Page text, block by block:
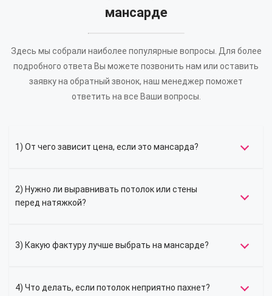
мансарде
Здесь мы собрали наиболее популярные вопросы. Для более
подробного ответа Вы можете позвонить нам или оставить
заявку на обратный звонок, наш менеджер поможет
ответить на все Ваши вопросы.
1) От чего зависит цена, если это мансарда?
2) Нужно ли выравнивать потолок или стены
перед натяжкой?
3) Какую фактуру лучше выбрать на мансарде?
4) Что делать, если потолок неприятно пахнет?